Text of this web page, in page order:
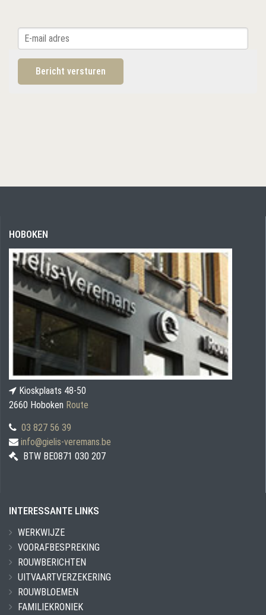
HOBOKEN
Kioskplaats 48-50
2660 Hoboken Route
03 827 56 39
info@gielis-veremans.be
BTW BE0871 030 207
INTERESSANTE LINKS
WERKWIJZE
VOORAFBESPREKING
ROUWBERICHTEN
UITVAARTVERZEKERING
ROUWBLOEMEN
FAMILIEKRONIEK